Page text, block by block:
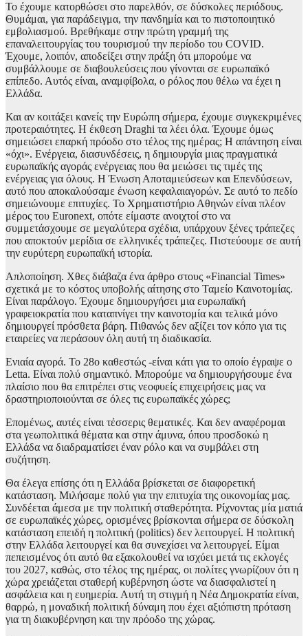
Το έχουμε κατορθώσει στο παρελθόν, σε δύσκολες περιόδους.
Θυμάμαι, για παράδειγμα, την πανδημία και το πιστοποιητικό
εμβολιασμού. Βρεθήκαμε στην πρώτη γραμμή της
επαναλειτουργίας του τουρισμού την περίοδο του COVID.
Έχουμε, λοιπόν, αποδείξει στην πράξη ότι μπορούμε να
συμβάλλουμε σε διαβουλεύσεις που γίνονται σε ευρωπαϊκό
επίπεδο. Αυτός είναι, αναμφίβολα, ο ρόλος που θέλω να έχει η
Ελλάδα.
Και αν κοιτάξει κανείς την Ευρώπη σήμερα, έχουμε συγκεκριμένες
προτεραιότητες. Η έκθεση Draghi τα λέει όλα. Έχουμε όμως
σημειώσει επαρκή πρόοδο στο τέλος της ημέρας; Η απάντηση είναι
«όχι». Ενέργεια, διασυνδέσεις, η δημιουργία μιας πραγματικά
ευρωπαϊκής αγοράς ενέργειας που θα μειώσει τις τιμές της
ενέργειας για όλους. Η Ένωση Αποταμιεύσεων και Επενδύσεων,
αυτό που αποκαλούσαμε ένωση κεφαλαιαγορών. Σε αυτό το πεδίο
σημειώνουμε επιτυχίες. Το Χρηματιστήριο Αθηνών είναι πλέον
μέρος του Euronext, οπότε είμαστε ανοιχτοί στο να
συμμετάσχουμε σε μεγαλύτερα σχέδια, υπάρχουν ξένες τράπεζες
που αποκτούν μερίδια σε ελληνικές τράπεζες. Πιστεύουμε σε αυτή
την ευρύτερη ευρωπαϊκή ιστορία.
Απλοποίηση. Χθες διάβαζα ένα άρθρο στους «Financial Times»
σχετικά με το κόστος υποβολής αίτησης στο Ταμείο Καινοτομίας.
Είναι παράλογο. Έχουμε δημιουργήσει μια ευρωπαϊκή
γραφειοκρατία που καταπνίγει την καινοτομία και τελικά μόνο
δημιουργεί πρόσθετα βάρη. Πιθανώς δεν αξίζει τον κόπο για τις
εταιρείες να περάσουν όλη αυτή τη διαδικασία.
Ενιαία αγορά. Το 28ο καθεστώς -είναι κάτι για το οποίο έγραψε ο
Letta. Είναι πολύ σημαντικό. Μπορούμε να δημιουργήσουμε ένα
πλαίσιο που θα επιτρέπει στις νεοφυείς επιχειρήσεις μας να
δραστηριοποιούνται σε όλες τις ευρωπαϊκές χώρες;
Επομένως, αυτές είναι τέσσερις θεματικές. Και δεν αναφέρομαι
στα γεωπολιτικά θέματα και στην άμυνα, όπου προσδοκώ η
Ελλάδα να διαδραματίσει έναν ρόλο και να συμβάλει στη
συζήτηση.
Θα έλεγα επίσης ότι η Ελλάδα βρίσκεται σε διαφορετική
κατάσταση. Μιλήσαμε πολύ για την επιτυχία της οικονομίας μας.
Συνδέεται άμεσα με την πολιτική σταθερότητα. Ρίχνοντας μία ματιά
σε ευρωπαϊκές χώρες, ορισμένες βρίσκονται σήμερα σε δύσκολη
κατάσταση επειδή η πολιτική (politics) δεν λειτουργεί. Η πολιτική
στην Ελλάδα λειτουργεί και θα συνεχίσει να λειτουργεί. Είμαι
πεπεισμένος ότι αυτό θα εξακολουθεί να ισχύει μετά τις εκλογές
του 2027, καθώς, στο τέλος της ημέρας, οι πολίτες γνωρίζουν ότι η
χώρα χρειάζεται σταθερή κυβέρνηση ώστε να διασφαλιστεί η
ασφάλεια και η ευημερία. Αυτή τη στιγμή η Νέα Δημοκρατία είναι,
θαρρώ, η μοναδική πολιτική δύναμη που έχει αξιόπιστη πρόταση
για τη διακυβέρνηση και την πρόοδο της χώρας.